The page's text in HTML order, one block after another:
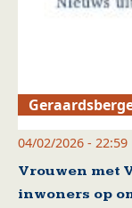
04/02/2026 - 22:59
Vrouwen met
inwoners op